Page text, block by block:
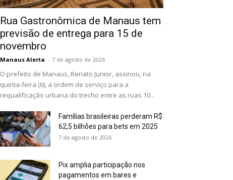
Rua Gastronômica de Manaus tem
previsão de entrega para 15 de
novembro
Manaus Alerta - 7 de agosto de 2026
O prefeito de Manaus, Renato Junior, assinou, na
quinta-feira (6), a ordem de serviço para a
requalificação urbana do trecho entre as ruas 10...
Famílias brasileiras perderam R$
62,5 bilhões para bets em 2025
7 de agosto de 2026
Pix amplia participação nos
pagamentos em bares e